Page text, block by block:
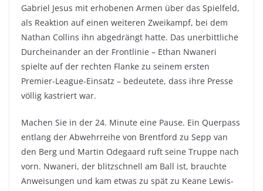
Gabriel Jesus mit erhobenen Armen über das Spielfeld,
als Reaktion auf einen weiteren Zweikampf, bei dem
Nathan Collins ihn abgedrängt hatte. Das unerbittliche
Durcheinander an der Frontlinie – Ethan Nwaneri
spielte auf der rechten Flanke zu seinem ersten
Premier-League-Einsatz – bedeutete, dass ihre Presse
völlig kastriert war.
Machen Sie in der 24. Minute eine Pause. Ein Querpass
entlang der Abwehrreihe von Brentford zu Sepp van
den Berg und Martin Odegaard ruft seine Truppe nach
vorn. Nwaneri, der blitzschnell am Ball ist, brauchte
Anweisungen und kam etwas zu spät zu Keane Lewis-